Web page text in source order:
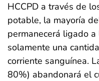
HCCPD a través de
potable, la mayoría
permanecerá ligado
solamente una
corriente sanguínea.
80%) abandonará el